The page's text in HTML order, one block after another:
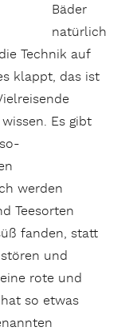
Bäder
natürlich
Technik auf
klappt, das ist
Es gibt
werden
Teesorten
fanden, statt
und
rote und
so etwas